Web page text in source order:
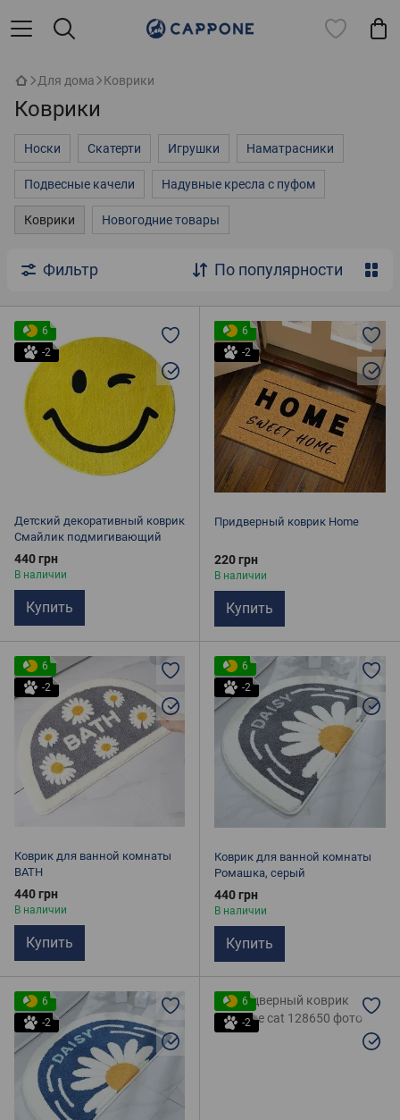
Для дома Коврики
Коврики
Носки Скатерти Игрушки Наматрасники
Подвесные качели Надувные кресла с пуфом
Коврики Новогодние товары
Фильтр По популярности
6
-2
Детский декоративный коврик
Смайлик подмигивающий
440 грн
В наличии
Купить
6
-2
Придверный коврик Home
220 грн
В наличии
Купить
6
-2
Коврик для ванной комнаты
BATH
440 грн
В наличии
Купить
6
-2
Коврик для ванной комнаты
Ромашка, серый
440 грн
В наличии
Купить
6
-2
6
-2